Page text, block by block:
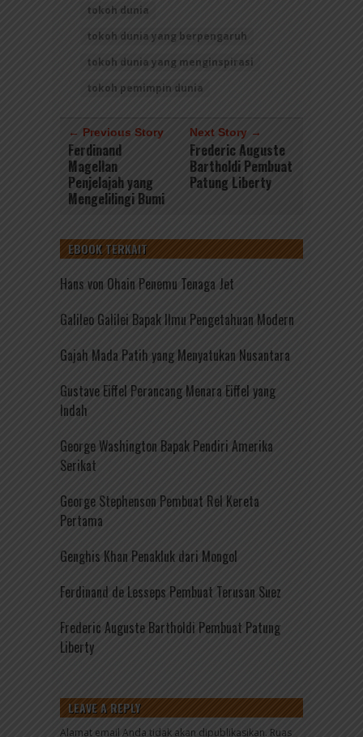
tokoh dunia
tokoh dunia yang berpengaruh
tokoh dunia yang menginspirasi
tokoh pemimpin dunia
← Previous Story
Ferdinand
Magellan
Penjelajah yang
Mengelilingi Bumi
Next Story →
Frederic Auguste
Bartholdi Pembuat
Patung Liberty
EBOOK TERKAIT
Hans von Ohain Penemu Tenaga Jet
Galileo Galilei Bapak Ilmu Pengetahuan Modern
Gajah Mada Patih yang Menyatukan Nusantara
Gustave Eiffel Perancang Menara Eiffel yang
Indah
George Washington Bapak Pendiri Amerika
Serikat
George Stephenson Pembuat Rel Kereta
Pertama
Genghis Khan Penakluk dari Mongol
Ferdinand de Lesseps Pembuat Terusan Suez
Frederic Auguste Bartholdi Pembuat Patung
Liberty
LEAVE A REPLY
Alamat email Anda tidak akan dipublikasikan. Ruas